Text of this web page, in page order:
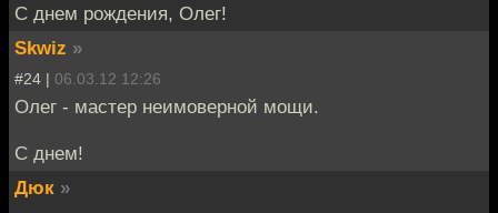
С днем рождения, Олег!
Skwiz »
#24 | 06.03.12 12:26
Олег - мастер неимоверной мощи.
С днем!
Дюк »